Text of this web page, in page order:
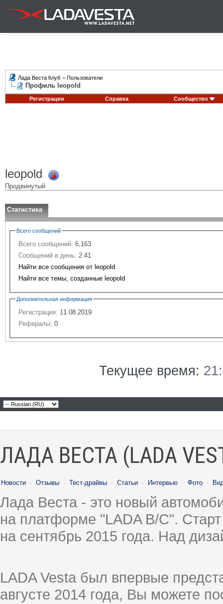
Лада Веста Клуб > Пользователи
Профиль leopold
Регистрация Справка Сообщество
leopold
Продвинутый
Статистика
Всего сообщений
Всего сообщений: 6,163
Сообщений в день: 2.41
Найти все сообщения от leopold
Найти все темы, созданные leopold
Дополнительная информация
Регистрация: 11.08.2019
Рефералы: 0
Текущее время:
ЛАДА ВЕСТА (LADA
Новости · Отзывы · Тест-драйвы · Статьи · Интервью · Фото ·
Лада Веста - это новый
на платформе "LADA B/C".
на сентябрь 2015 года. Над
LADA Vesta был впервые
августе 2014 года, Вы можете